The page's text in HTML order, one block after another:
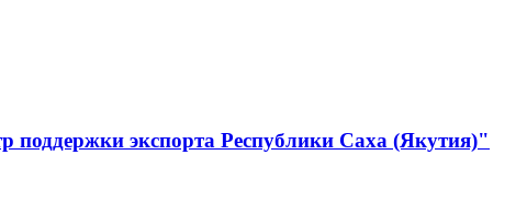
поддержки экспорта Республики Саха (Якутия)"